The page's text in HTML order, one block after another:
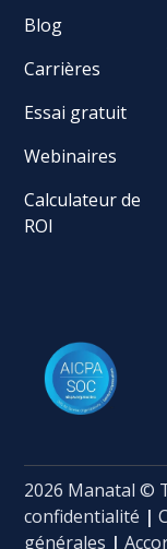
Blog
Carrières
Essai gratuit
Webinaires
Calculateur de
ROI
2026 Manatal ©
confidentialité |
générales |